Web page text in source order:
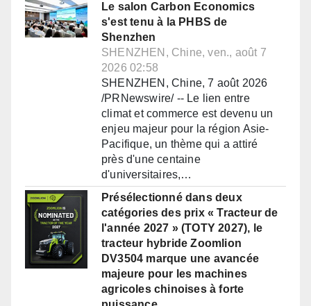
Le salon Carbon Economics
s'est tenu à la PHBS de
Shenzhen
SHENZHEN, Chine, ven., août 7
2026 02:58
SHENZHEN, Chine, 7 août 2026
/PRNewswire/ -- Le lien entre
climat et commerce est devenu un
enjeu majeur pour la région Asie-
Pacifique, un thème qui a attiré
près d'une centaine
d'universitaires,…
Présélectionné dans deux
catégories des prix « Tracteur de
l'année 2027 » (TOTY 2027), le
tracteur hybride Zoomlion
DV3504 marque une avancée
majeure pour les machines
agricoles chinoises à forte